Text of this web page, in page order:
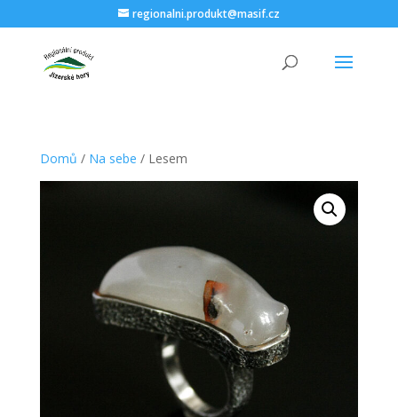
regionalni.produkt@masif.cz
Domů / Na sebe / Lesem